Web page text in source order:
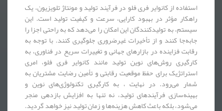
استفاده از کانوایر فری فلو در فرآیند تولید و مونتاژ تلویزیون، یک
راهکار مؤثر در بهبود کارایی، سرعت و کیفیت تولید است. این
سیستم، به تولیدکنندگان این امکان را می‌دهد که به راحتی اجزا را
جابه‌جا کنند و از تأخیرات غیرضروری جلوگیری کنند. با توجه به
رقابت فزاینده در بازارهای جهانی و تغییرات سریع در فناوری، به
کارگیری روش‌های نوین تولید مانند کانوایر فری فلو، امری
استراتژیک برای حفظ موقعیت رقابتی و تأمین رضایت مشتریان به
شمار می‌رود. در نهایت ، به کارگیری تکنولوژی‌های نوین و
بهینه‌سازی فرآیندهای تولید، نه تنها به افزایش بازدهی منجر
می‌شود، بلکه باعث کاهش هزینه‌ها و زمان تولید نیز خواهد گردید.